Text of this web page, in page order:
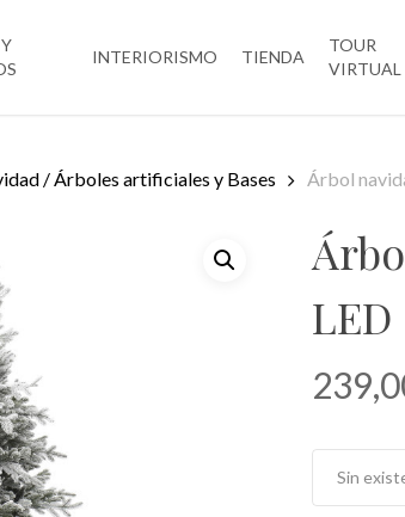
INTERIORISMO TIENDA
TOUR
VIRTUAL
/ Árboles artificiales y Bases Árbol
LED
Sin